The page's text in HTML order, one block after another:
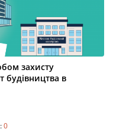
захисту
будівництва в
0